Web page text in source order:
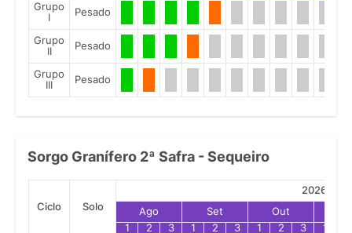
Grupo
I
Pesado
Grupo
II
Pesado
Grupo
III
Pesado
Sorgo Granífero 2ª Safra - Sequeiro
Ciclo Solo
2026
Ago
Set Out
1
2 3 1 2 3 1 2 3 1